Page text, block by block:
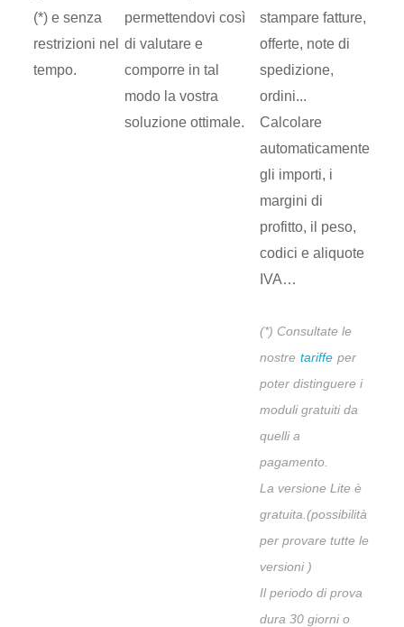
(*) e senza
restrizioni nel
tempo.
permettendovi così
di valutare e
comporre in tal
modo la vostra
soluzione ottimale.
stampare fatture,
offerte, note di
spedizione,
ordini...
Calcolare
automaticamente
gli importi, i
margini di
profitto, il peso,
codici e aliquote
IVA…
(*) Consultate le
nostre tariffe per
poter distinguere i
moduli gratuiti da
quelli a
pagamento.
La versione Lite è
gratuita.(possibilità
per provare tutte le
versioni )
Il periodo di prova
dura 30 giorni o